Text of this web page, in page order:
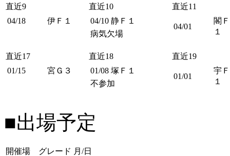
直近9 直近10
直近11
04/18
伊Ｆ１ 04/10 静Ｆ１
病気欠場
04/01
閣Ｆ
１
直近17 直近18
直近19
01/15
宮Ｇ３ 01/08 塚Ｆ１
不参加
01/01
宇Ｆ
１
■出場予定
開催場 グレード 月/日